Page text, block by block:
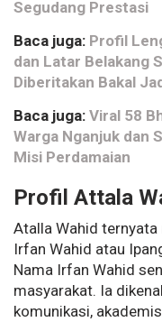
Segudang Prestasi
Baca juga: Profil
dan Latar Belakang
Diberitakan Bakal
Baca juga: Viral 58
Warga Nganjuk dan
Misi Perdamaian
Profil Attala
Atalla Wahid ternyata
Irfan Wahid atau
Nama Irfan Wahid
masyarakat. Ia
komunikasi,